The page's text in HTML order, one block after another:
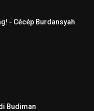
- Cécép Burdansyah
Budiman